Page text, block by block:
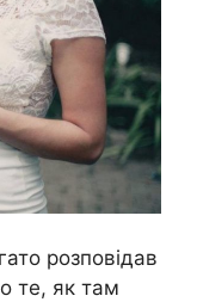
розповідав
те, як там